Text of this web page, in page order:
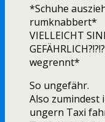
*Schuhe
rumknabbert*
VIELLEICHT
wegrennt*
So ungefähr.
Also zumindest
ungern Taxi